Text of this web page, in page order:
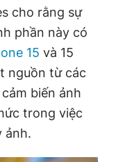
biết
quảng cáo
cho rằng sự
phần này có
15 và 15
nguồn từ các
biến ảnh
trong việc
ảnh.